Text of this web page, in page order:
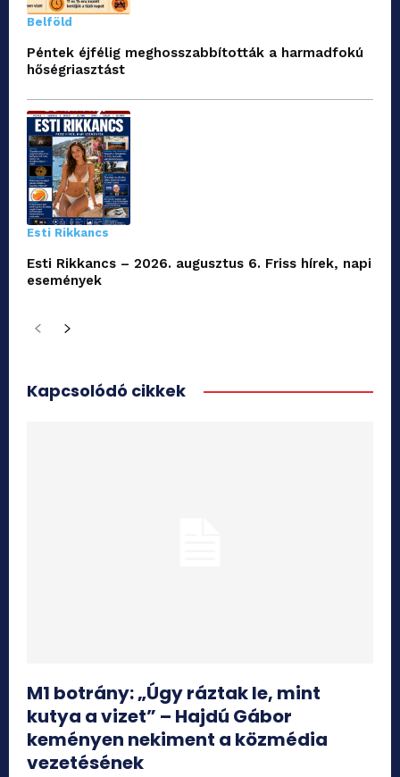
Belföld
Péntek éjfélig meghosszabbították a harmadfokú
hőségriasztást
Esti Rikkancs
Esti Rikkancs – 2026. augusztus 6. Friss hírek, napi
események
Kapcsolódó cikkek
M1 botrány: „Úgy ráztak le, mint
kutya a vizet” – Hajdú Gábor
keményen nekiment a közmédia
vezetésének